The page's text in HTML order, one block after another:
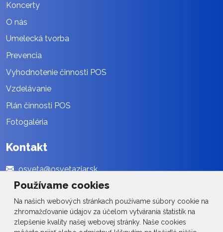
Používame cookies
Na našich webových stránkach používame súbory cookie na
zhromažďovanie údajov za účelom vytvárania štatistík na
zlepšenie kvality našej webovej stránky. Naše cookies
Koncerty
O nás
Umelecká tvorba
Prevencia
Vyhodnotenie činnosti POS
Vzdelávanie
Plán činnosti POS
Fotogaléria
Kontakt
osveta@osvetaziar.sk
045 / 678 13 01
Social